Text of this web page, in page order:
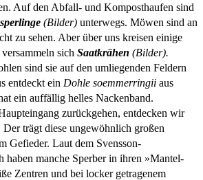
Auf den Abfall- und Komposthaufen sind
(Bilder) unterwegs. Möwen sind an
zu sehen. Aber über uns kreisen einige
sich Saatkrähen (Bilder).
sind sie auf den umliegenden Feldern
entdeckt ein Dohle soemmerringii aus
ein auffällig helles Nackenband.
zurückgehen, entdecken wir
Der trägt diese ungewöhnlich großen
Gefieder. Laut dem Svensson-
haben manche Sperber in ihren »Mantel-
Zentren und bei locker getragenem